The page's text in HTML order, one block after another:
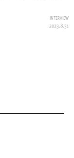
INTERVIEW
2023.8.31